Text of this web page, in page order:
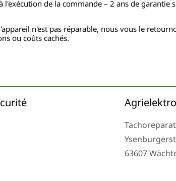
de la commande – 2 ans de garantie
n'est pas réparable, nous vous le
ou coûts cachés.
63607